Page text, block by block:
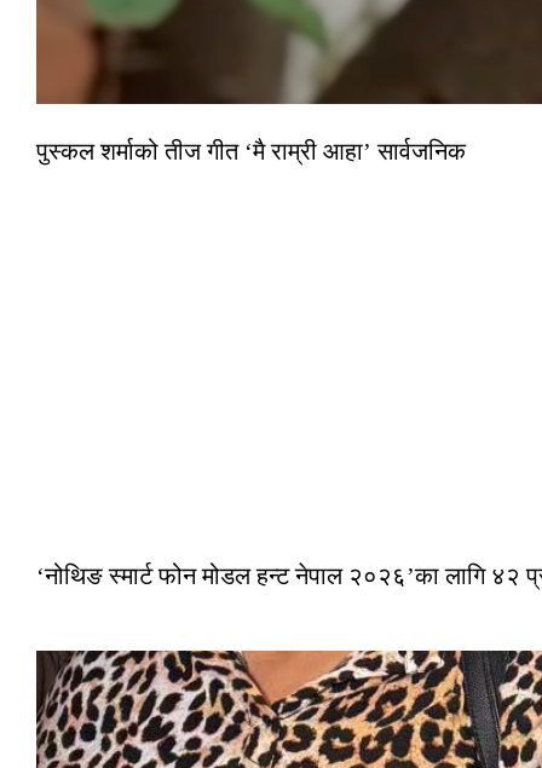
पुस्कल शर्माको तीज गीत ‘मै राम्री आहा’ सार्वजनिक
‘नोथिङ स्मार्ट फोन मोडल हन्ट नेपाल २०२६’का लागि ४२